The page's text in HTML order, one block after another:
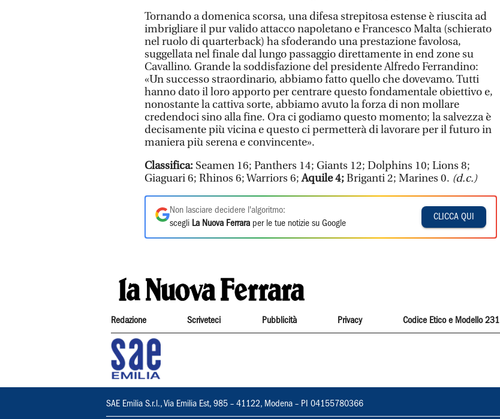
Tornando a domenica scorsa, una difesa strepitosa estense è riuscita ad
imbrigliare il pur valido attacco napoletano e Francesco Malta (schierato
nel ruolo di quarterback) ha sfoderando una prestazione favolosa,
suggellata nel finale dal lungo passaggio direttamente in end zone su
Cavallino. Grande la soddisfazione del presidente Alfredo Ferrandino:
«Un successo straordinario, abbiamo fatto quello che dovevamo. Tutti
hanno dato il loro apporto per centrare questo fondamentale obiettivo e,
nonostante la cattiva sorte, abbiamo avuto la forza di non mollare
credendoci sino alla fine. Ora ci godiamo questo momento; la salvezza è
decisamente più vicina e questo ci permetterà di lavorare per il futuro in
maniera più serena e convincente».
Classifica: Seamen 16; Panthers 14; Giants 12; Dolphins 10; Lions 8;
Giaguari 6; Rhinos 6; Warriors 6;Aquile 4;Briganti 2; Marines 0. (d.c.)
Non lasciare decidere l'algoritmo:
scegli La Nuova Ferrara per le tue notizie su Google
CLICCA QUI
Redazione Scriveteci Pubblicità Privacy Codice Etico e Modello 231
SAE Emilia S.r.l., Via Emilia Est, 985 – 41122, Modena – PI 04155780366